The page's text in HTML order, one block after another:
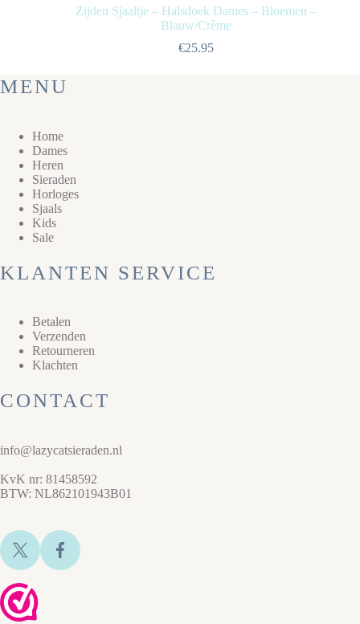
Zijden Sjaaltje – Halsdoek Dames – Bloemen –
Blauw/Crème
€25.95
MENU
Home
Dames
Heren
Sieraden
Horloges
Sjaals
Kids
Sale
KLANTEN SERVICE
Betalen
Verzenden
Retourneren
Klachten
CONTACT
info@lazycatsieraden.nl
KvK nr: 81458592
BTW: NL862101943B01